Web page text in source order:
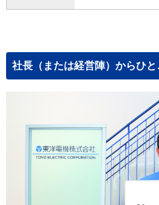
社長（または経営陣）からひと